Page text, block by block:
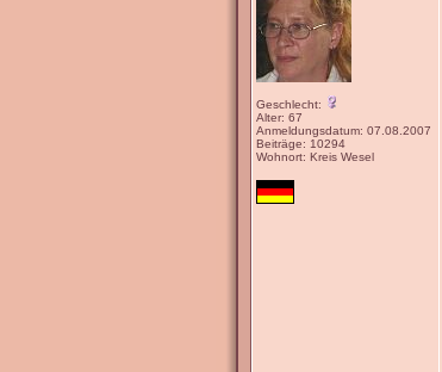
Geschlecht:
Alter: 67
Anmeldungsdatum: 07.08.2007
Beiträge: 10294
Wohnort: Kreis Wesel